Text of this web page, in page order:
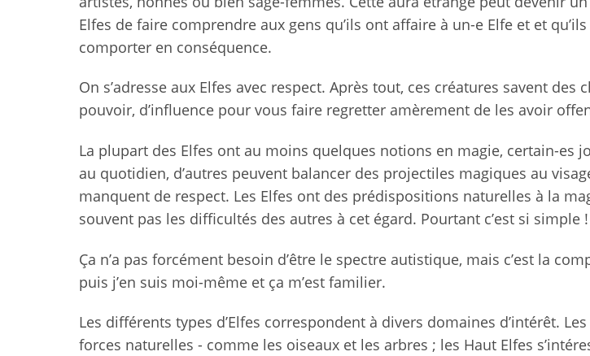
Elfes de faire comprendre aux gens qu’ils ont affaire à un-e Elfe et et
comporter en conséquence.
On s’adresse aux Elfes avec respect. Après tout, ces créatures savent des
pouvoir, d’influence pour vous faire regretter amèrement de les avoir
La plupart des Elfes ont au moins quelques notions en magie, certain-es
au quotidien, d’autres peuvent balancer des projectiles magiques au
manquent de respect. Les Elfes ont des prédispositions naturelles à la
souvent pas les difficultés des autres à cet égard. Pourtant c’est si simple !
Ça n’a pas forcément besoin d’être le spectre autistique, mais c’est la
puis j’en suis moi-même et ça m’est familier.
Les différents types d’Elfes correspondent à divers domaines d’intérêt.
forces naturelles - comme les oiseaux et les arbres ; les Haut Elfes